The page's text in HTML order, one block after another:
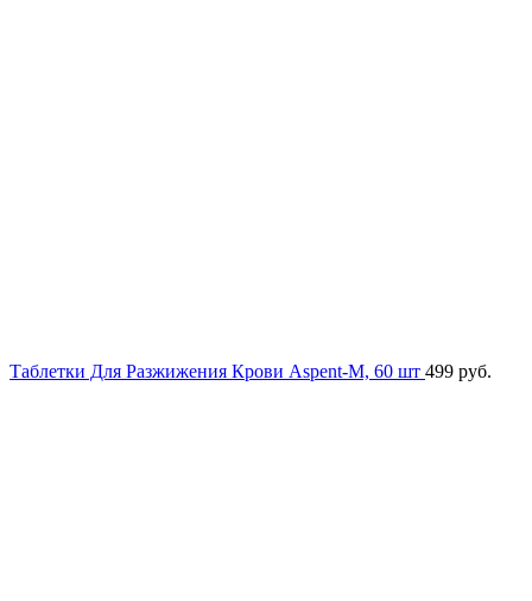
Таблетки Для Разжижения Крови Aspent-M, 60 шт 499 руб.